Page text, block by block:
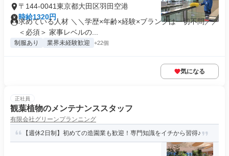
〒144-0041東京都大田区羽田空港
時給1320円
求めている人材 ＼＼学歴×年齢×経験×ブランクは一切不問／／
＜必須＞ 家事レベルの...
制服あり 業界未経験歓迎 +22個
気になる
正社員
観葉植物のメンテナンススタッフ
有限会社グリーンプランニング
【週休2日制】初めての造園業も歓迎！専門知識をイチから習得♪